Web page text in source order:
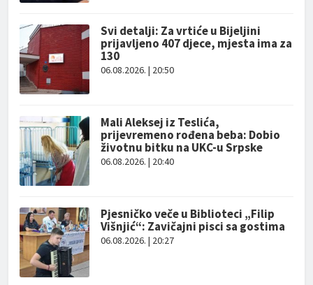
Svi detalji: Za vrtiće u Bijeljini
prijavljeno 407 djece, mjesta ima za
130
06.08.2026. | 20:50
Mali Aleksej iz Teslića,
prijevremeno rođena beba: Dobio
životnu bitku na UKC-u Srpske
06.08.2026. | 20:40
Pjesničko veče u Biblioteci „Filip
Višnjić“: Zavičajni pisci sa gostima
06.08.2026. | 20:27